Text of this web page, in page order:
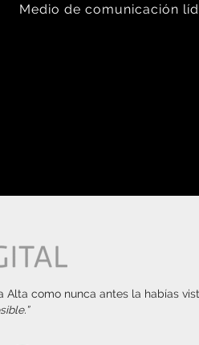
Medio de comunicación
Alta como nunca antes la habías